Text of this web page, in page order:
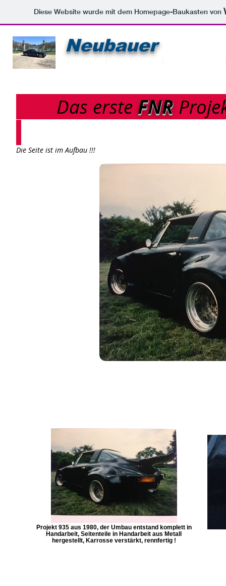
Diese Website wurde mit dem Homepage-Baukasten von
Neubauer
Das ersteFNR
Die Seite ist im Aufbau !!!
Projekt 935 aus 1980, der Umbau entstand komplett in
Handarbeit, Seitenteile in Handarbeit aus Metall
hergestellt, Karrosse verstärkt, rennfertig !